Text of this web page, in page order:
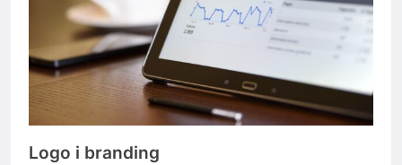
Logo i branding